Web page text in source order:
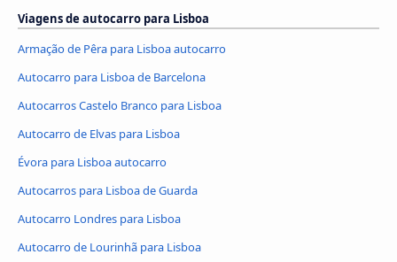
Viagens de autocarro para Lisboa
Armação de Pêra para Lisboa autocarro
Autocarro para Lisboa de Barcelona
Autocarros Castelo Branco para Lisboa
Autocarro de Elvas para Lisboa
Évora para Lisboa autocarro
Autocarros para Lisboa de Guarda
Autocarro Londres para Lisboa
Autocarro de Lourinhã para Lisboa